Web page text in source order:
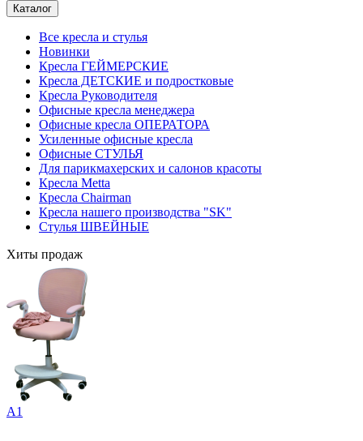
Каталог
Все кресла и стулья
Новинки
Кресла ГЕЙМЕРСКИЕ
Кресла ДЕТСКИЕ и подростковые
Кресла Руководителя
Офисные кресла менеджера
Офисные кресла ОПЕРАТОРА
Усиленные офисные кресла
Офисные СТУЛЬЯ
Для парикмахерских и салонов красоты
Кресла Metta
Кресла Chairman
Кресла нашего производства "SK"
Стулья ШВЕЙНЫЕ
Хиты продаж
А1